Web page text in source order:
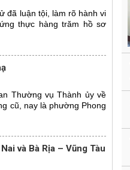
đã luận tội, làm rõ hành vi
thực hàng trăm hồ sơ
Thường vụ Thành ủy về
cũ, nay là phường Phong
và Bà Rịa – Vũng Tàu